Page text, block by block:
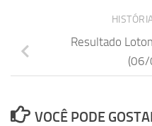
Resultado
VOCÊ PODE